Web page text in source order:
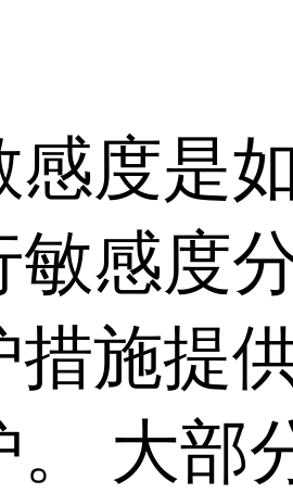
感度是
敏感度
措施提
。 大部